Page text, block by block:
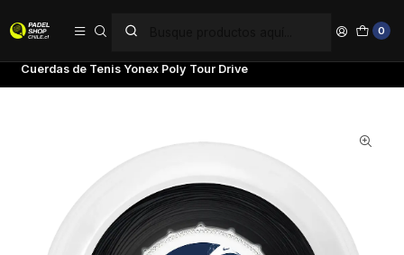
0
Cuerdas de Tenis Yonex Poly Tour Drive